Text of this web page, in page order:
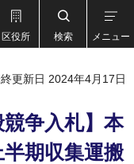
区役所 検索 メニュー
更新日 2024年4月17日
競争入札】本
期収集運搬